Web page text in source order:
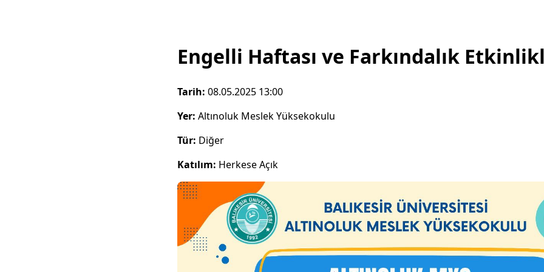
Engelli Haftası ve Farkındalık
Tarih: 08.05.2025 13:00
Yer: Altınoluk Meslek Yüksekokulu
Tür: Diğer
Katılım: Herkese Açık